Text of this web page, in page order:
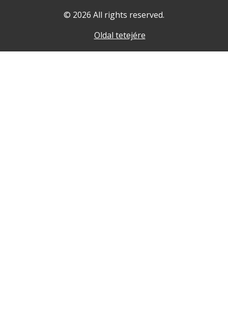
© 2026 All rights reserved.
Oldal tetejére